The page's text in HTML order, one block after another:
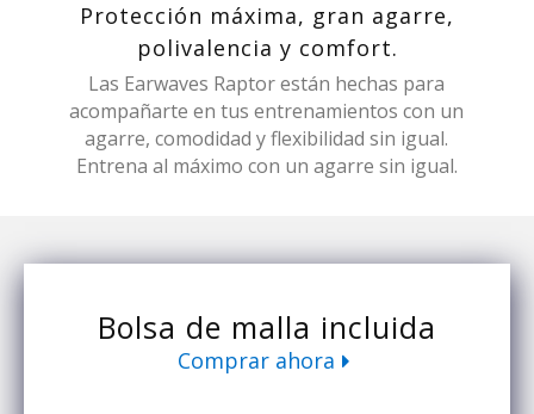
Protección máxima, gran agarre,
polivalencia y comfort.
Las Earwaves Raptor están hechas para
acompañarte en tus entrenamientos con un
agarre, comodidad y flexibilidad sin igual.
Entrena al máximo con un agarre sin igual.
Bolsa de malla incluida
Comprar ahora